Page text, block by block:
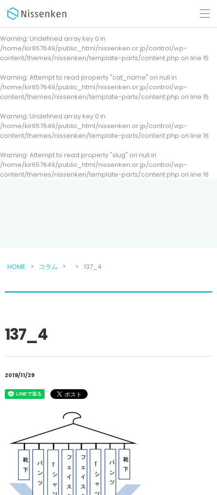
Warning: Undefined array key 0 in
/home/kir657649/public_html/nissenken.or.jp/control/wp-
content/themes/nissenken/template-parts/content.php on line 15
Warning: Attempt to read property "cat_name" on null in
/home/kir657649/public_html/nissenken.or.jp/control/wp-
content/themes/nissenken/template-parts/content.php on line 15
Warning: Undefined array key 0 in
/home/kir657649/public_html/nissenken.or.jp/control/wp-
content/themes/nissenken/template-parts/content.php on line 16
Warning: Attempt to read property "slug" on null in
/home/kir657649/public_html/nissenken.or.jp/control/wp-
content/themes/nissenken/template-parts/content.php on line 16
HOME コラム 137_4
137_4
2019/11/29